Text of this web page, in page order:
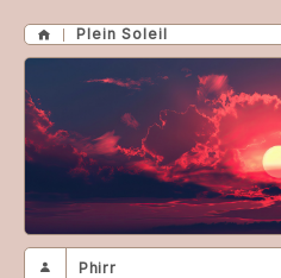
Plein Soleil
Phirr